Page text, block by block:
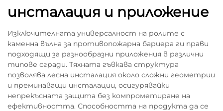
инсталация и приложение
Изключителната универсалност на ролите с
каменна вълна за противопожарна бариера ги прави
подходящи за разнообразни приложения в различни
типове сгради. Тяхната гъвкава структура
позволява лесна инсталация около сложни геометрии
и преминаващи инсталации, осигурявайки
непрекъсната защита без компрометиране на
ефективността. Способността на продукта да се